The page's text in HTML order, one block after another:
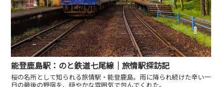
能登鹿島駅：のと鉄道七尾線｜旅情駅探訪記
桜の名所として知られる旅情駅・能登鹿島。雨に降られ続けた辛い一
日の最後の野宿を、穏やかな雰囲気で包んでくれた。